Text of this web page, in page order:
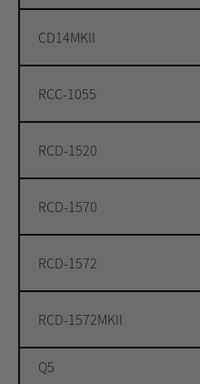
CD14MKII
RCC-1055
RCD-1520
RCD-1570
RCD-1572
RCD-1572MKII
Q5